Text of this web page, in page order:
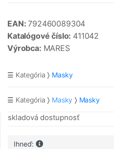
EAN: 792460089304
Katalógové číslo: 411042
Výrobca: MARES
☰ Kategória Masky
☰ Kategória Masky Masky
skladová dostupnosť
Ihneď: